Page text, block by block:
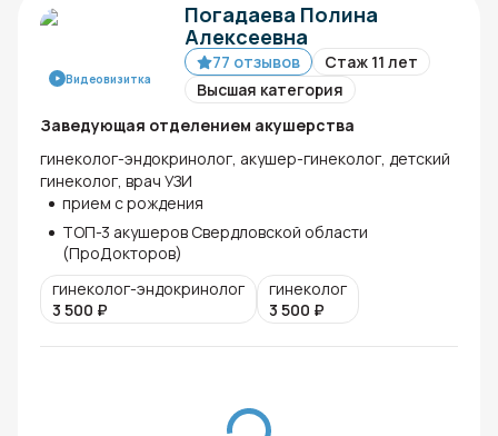
Видеовизитка
Погадаева Полина
Алексеевна
77 отзывов
Стаж 11 лет
Высшая категория
Заведующая отделением акушерства
гинеколог-эндокринолог, акушер-гинеколог, детский
гинеколог, врач УЗИ
прием с рождения
ТОП-3 акушеров Свердловской области
(ПроДокторов)
гинеколог-эндокринолог
3 500 ₽
гинеколог
3 500 ₽